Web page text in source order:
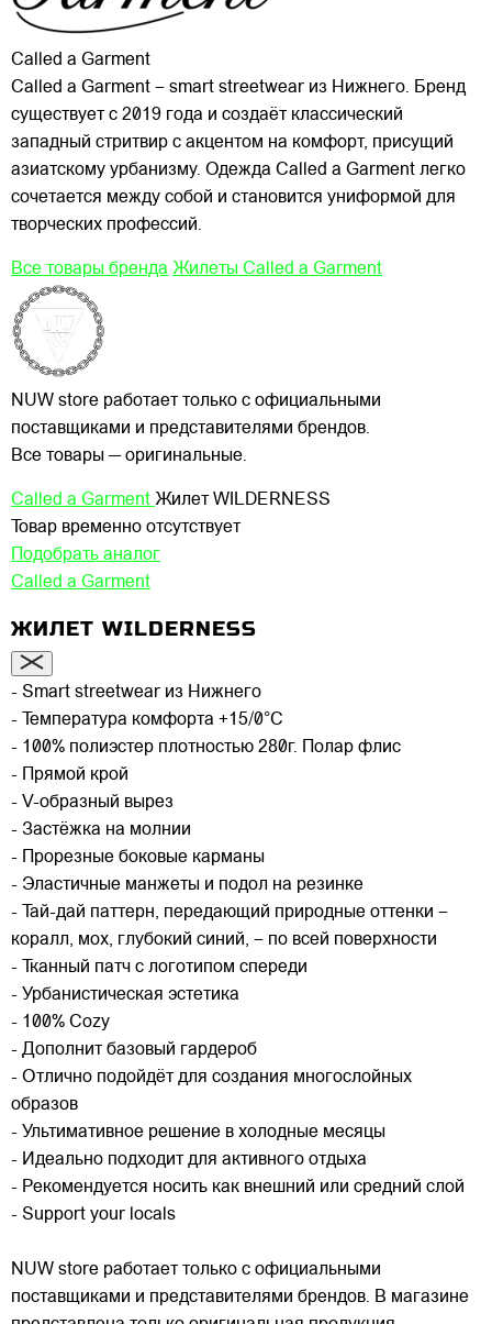
Called a Garment
Called a Garment – smart streetwear из Нижнего. Бренд
существует с 2019 года и создаёт классический
западный стритвир с акцентом на комфорт, присущий
азиатскому урбанизму. Одежда Called a Garment легко
сочетается между собой и становится униформой для
творческих профессий.
Все товары бренда Жилеты Called a Garment
NUW store работает только с официальными
поставщиками и представителями брендов.
Все товары — оригинальные.
Called a Garment Жилет WILDERNESS
Товар временно отсутствует
Подобрать аналог
Called a Garment
ЖИЛЕТ WILDERNESS
- Smart streetwear из Нижнего
- Температура комфорта +15/0°C
- 100% полиэстер плотностью 280г. Полар флис
- Прямой крой
- V-образный вырез
- Застёжка на молнии
- Прорезные боковые карманы
- Эластичные манжеты и подол на резинке
- Тай-дай паттерн, передающий природные оттенки –
коралл, мох, глубокий синий, – по всей поверхности
- Тканный патч с логотипом спереди
- Урбанистическая эстетика
- 100% Cozy
- Дополнит базовый гардероб
- Отлично подойдёт для создания многослойных
образов
- Ультимативное решение в холодные месяцы
- Идеально подходит для активного отдыха
- Рекомендуется носить как внешний или средний слой
- Support your locals
NUW store работает только с официальными
поставщиками и представителями брендов. В магазине